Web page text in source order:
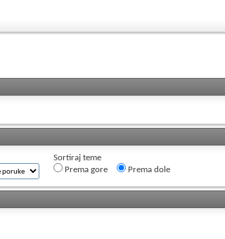
Sortiraj teme
Prema gore
Prema dole